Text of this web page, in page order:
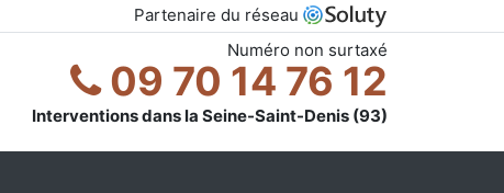
Partenaire du réseau
Numéro non surtaxé
09 70 14 76 12
Interventions dans la Seine-Saint-Denis (93)